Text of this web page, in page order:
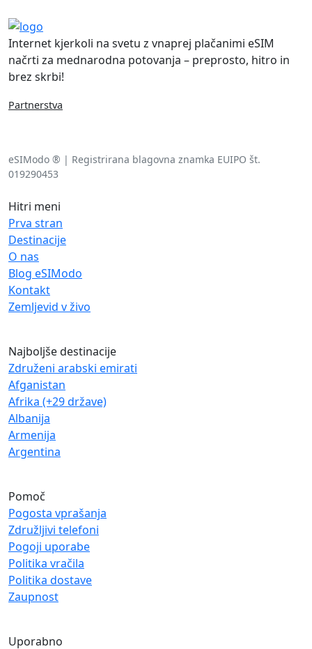
Internet kjerkoli na svetu z vnaprej plačanimi eSIM
načrti za mednarodna potovanja – preprosto, hitro in
brez skrbi!
Partnerstva
eSIModo ® | Registrirana blagovna znamka EUIPO št.
019290453
Hitri meni
Prva stran
Destinacije
O nas
Blog eSIModo
Kontakt
Zemljevid v živo
Najboljše destinacije
Združeni arabski emirati
Afganistan
Afrika (+29 države)
Albanija
Armenija
Argentina
Pomoč
Pogosta vprašanja
Združljivi telefoni
Pogoji uporabe
Politika vračila
Politika dostave
Zaupnost
Uporabno